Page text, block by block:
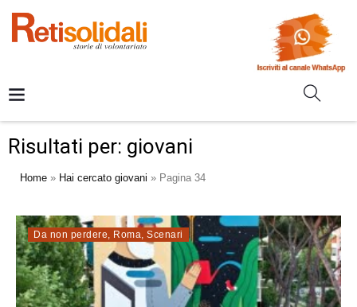
Risultati per: giovani
Home » Hai cercato giovani » Pagina 34
Da non perdere Roma Scenari